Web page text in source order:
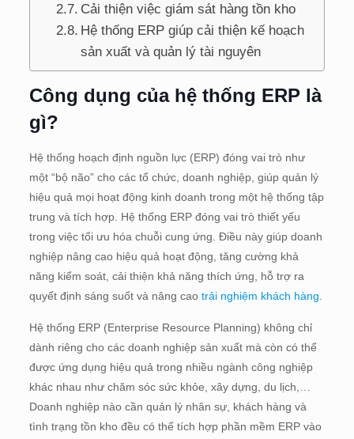
Cải thiện việc giám sát hàng tồn kho
Hệ thống ERP giúp cải thiện kế hoạch
sản xuất và quản lý tài nguyên
Công dụng của hệ thống ERP là
gì?
Hệ thống hoạch định nguồn lực (ERP) đóng vai trò như
một “bộ não” cho các tổ chức, doanh nghiệp, giúp quản lý
hiệu quả mọi hoạt động kinh doanh trong một hệ thống tập
trung và tích hợp. Hệ thống ERP đóng vai trò thiết yếu
trong việc tối ưu hóa chuỗi cung ứng. Điều này giúp doanh
nghiệp nâng cao hiệu quả hoạt động, tăng cường khả
năng kiểm soát, cải thiện khả năng thích ứng, hỗ trợ ra
quyết định sáng suốt và nâng cao trải nghiệm khách hàng
Hệ thống ERP (Enterprise Resource Planning) không chỉ
dành riêng cho các doanh nghiệp sản xuất mà còn có thể
được ứng dụng hiệu quả trong nhiều ngành công nghiệp
khác nhau như chăm sóc sức khỏe, xây dựng, du lịch,…
Doanh nghiệp nào cần quản lý nhân sự, khách hàng và
tình trạng tồn kho đều có thể tích hợp phần mềm ERP vào